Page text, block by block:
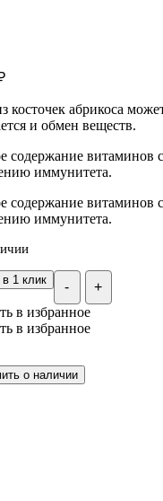
косточек абрикоса
и обмен веществ.
содержание витаминов
иммунитета.
содержание витаминов
иммунитета.
- +
в 1 клик
в избранное
в избранное